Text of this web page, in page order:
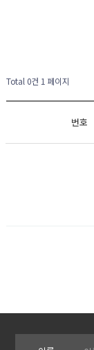
Total 0건 1 페이지
번호